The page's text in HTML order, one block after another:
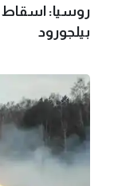
بيلجورود